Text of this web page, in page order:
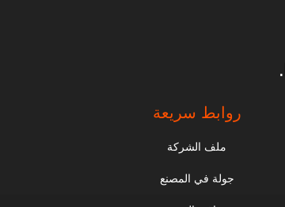
روابط سريعة
ملف الشركة
جولة في المصنع